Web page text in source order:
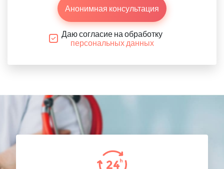
Анонимная консультация
Даю согласие на обработку
персональных данных